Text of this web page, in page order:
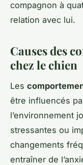
compagnon à
relation avec lui.
Causes des
chez le chien
Les
être influencés
l’environnement
stressantes ou
changements
entraîner de